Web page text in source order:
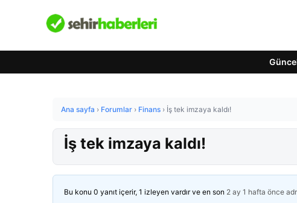
Ana sayfa › Forumlar › Finans › İş tek imzaya kaldı!
İş tek imzaya kaldı!
Bu konu 0 yanıt içerir, 1 izleyen vardır ve en son 2 ay 1 hafta önce